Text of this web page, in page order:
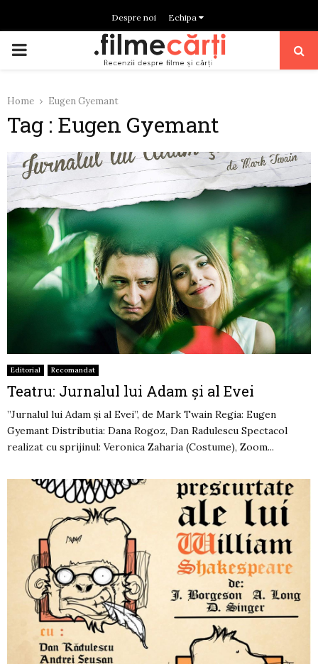
Despre noi Echipa
PRIMARY
Home Eugen Gyemant
Tag : Eugen Gyemant
Editorial Recomandat
Teatru: Jurnalul lui Adam și al Evei
”Jurnalul lui Adam și al Evei”, de Mark Twain Regia: Eugen
Gyemant Distributia: Dana Rogoz, Dan Radulescu Spectacol
realizat cu sprijinul: Veronica Zaharia (Costume), Zoom...